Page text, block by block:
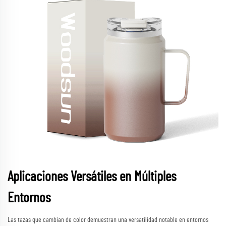
Aplicaciones Versátiles en Múltiples
Entornos
Las tazas que cambian de color demuestran una versatilidad notable en entornos